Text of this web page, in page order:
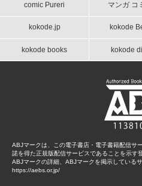
comic Pureri マンガ コ
kokode.jp kokode
kokode books kokode
ABJマークは、この電子書店・電子書籍配信サ
諾を得た正規版配信サービスであることを示す
ABJマークの詳細、ABJマークを掲示している
https://aebs.or.jp/